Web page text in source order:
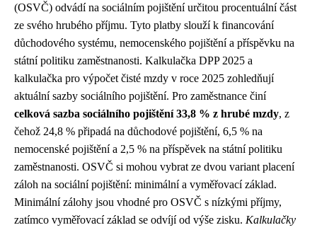
(OSVČ) odvádí na sociálním pojištění určitou procentuální část
ze svého hrubého příjmu. Tyto platby slouží k financování
důchodového systému, nemocenského pojištění a příspěvku na
státní politiku zaměstnanosti. Kalkulačka DPP 2025 a
kalkulačka pro výpočet čisté mzdy v roce 2025 zohledňují
aktuální sazby sociálního pojištění. Pro zaměstnance činí
celková sazba sociálního pojištění 33,8 % z hrubé mzdy, z
čehož 24,8 % připadá na důchodové pojištění, 6,5 % na
nemocenské pojištění a 2,5 % na příspěvek na státní politiku
zaměstnanosti. OSVČ si mohou vybrat ze dvou variant placení
záloh na sociální pojištění: minimální a vyměřovací základ.
Minimální zálohy jsou vhodné pro OSVČ s nízkými příjmy,
zatímco vyměřovací základ se odvíjí od výše zisku. Kalkulačky